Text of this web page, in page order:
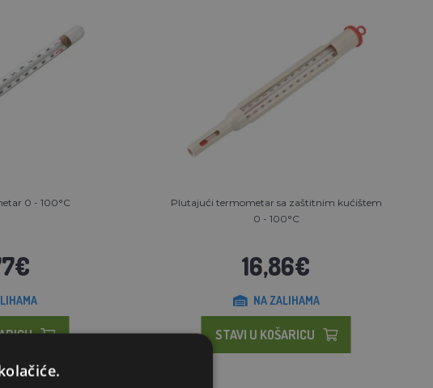
0 - 100°C
Plutajući termometar sa zaštitnim kućištem
0 - 100°C
16,86€
NA ZALIHAMA
STAVI U KOŠARICU